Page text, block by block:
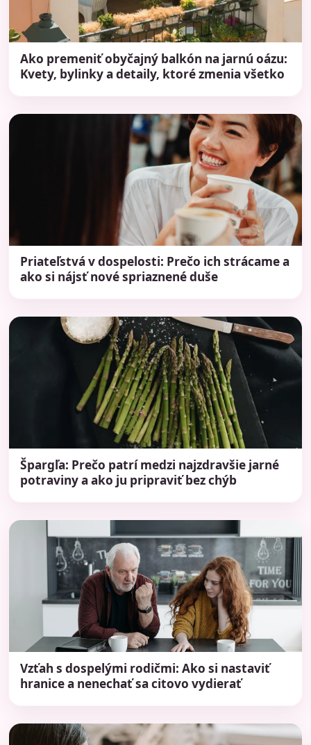
Ako premeniť obyčajný balkón na jarnú oázu:
Kvety, bylinky a detaily, ktoré zmenia všetko
Priateľstvá v dospelosti: Prečo ich strácame a
ako si nájsť nové spriaznené duše
Špargľa: Prečo patrí medzi najzdravšie jarné
potraviny a ako ju pripraviť bez chýb
Vzťah s dospelými rodičmi: Ako si nastaviť
hranice a nenechať sa citovo vydierať